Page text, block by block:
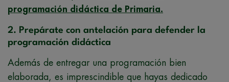
programación didáctica de Primaria.
2. Prepárate con antelación para defender la
programación didáctica
Además de entregar una programación bien
elaborada, es imprescindible que hayas dedicado